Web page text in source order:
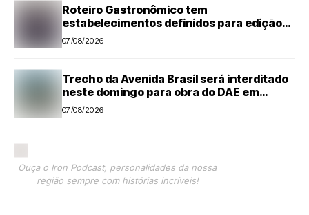
Roteiro Gastronômico tem
estabelecimentos definidos para edição
de 2026
07/08/2026
Trecho da Avenida Brasil será interditado
neste domingo para obra do DAE em
Americana
07/08/2026
Ouça o Iron Podcast, personalidades da nossa
região sempre com histórias incríveis!